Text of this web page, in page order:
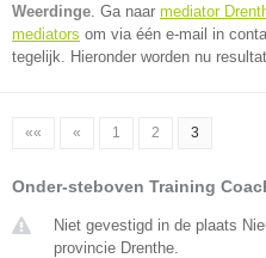
Weerdinge. Ga naar mediator
mediators om via één e-mail in
tegelijk. Hieronder worden nu
«« « 1 2 3
Onder-steboven Training
Niet gevestigd in de plaats
provincie Drenthe.